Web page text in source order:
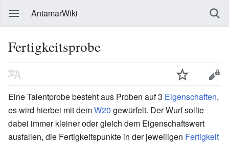
AntamarWiki
Fertigkeitsprobe
Eine Talentprobe besteht aus Proben auf 3 Eigenschaften,
es wird hierbei mit demW20 gewürfelt. Der Wurf sollte
dabei immer kleiner oder gleich dem Eigenschaftswert
ausfallen, die Fertigkeitspunkte in der jeweiligen Fertigkeit